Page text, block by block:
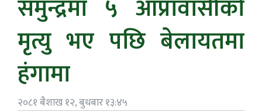
समुन्द्रमा ५ आप्रावासीको
मृत्यु भए पछि बेलायतमा
हंगामा
२०८१ बैशाख १२, बुधबार १३:४५